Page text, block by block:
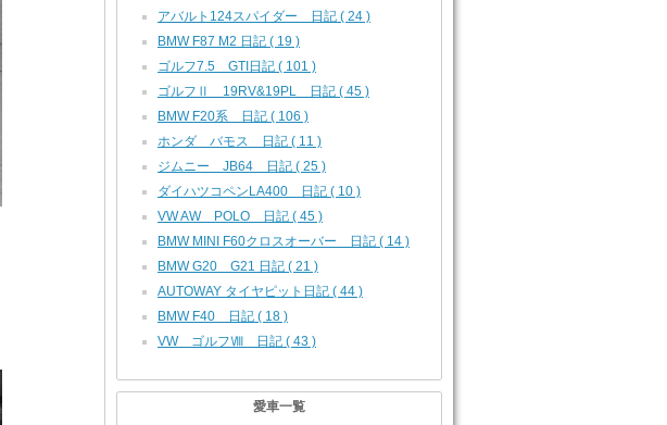
アバルト124スパイダー 日記 ( 24 )
BMW F87 M2 日記 ( 19 )
ゴルフ7.5 GTI日記 ( 101 )
ゴルフⅡ 19RV&19PL 日記 ( 45 )
BMW F20系 日記 ( 106 )
ホンダ バモス 日記 ( 11 )
ジムニー JB64 日記 ( 25 )
ダイハツコペンLA400 日記 ( 10 )
VW AW POLO 日記 ( 45 )
BMW MINI F60クロスオーバー 日記 ( 14 )
BMW G20 G21 日記 ( 21 )
AUTOWAY タイヤピット日記 ( 44 )
BMW F40 日記 ( 18 )
VW ゴルフⅧ 日記 ( 43 )
愛車一覧